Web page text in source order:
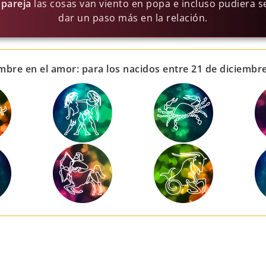
las cosas van viento en popa e incluso pudiera
dar un paso más en la relación.
en el amor: para los nacidos entre 21 de